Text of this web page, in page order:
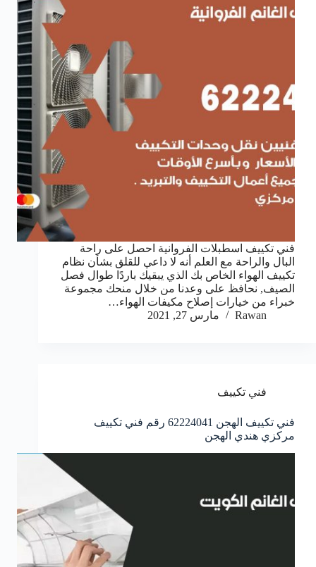
فني تكييف اسطبلات الفروانية احصل على راحة
البال والراحة مع العلم أنه لا داعي للقلق بشأن نظام
تكييف الهواء الخاص بك الذي يبقيك باردًا طوال فصل
الصيف, نحافظ على وعدنا من خلال منحك مجموعة
خبراء من خيارات إصلاح مكيفات الهواء…
Rawan
مارس 27, 2021
فني تكييف
فني تكييف الهجن 62224041 رقم فني تكييف
مركزي هندي الهجن